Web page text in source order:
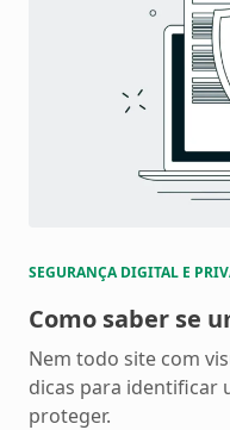
SEGURANÇA DIGITAL E
Como saber se
Nem todo site com
dicas para identificar
proteger.